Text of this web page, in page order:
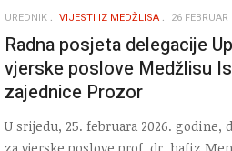
UREDNIK VIJESTI IZ MEDŽLISA 26 FEBRUAR
Radna posjeta delegacije
vjerske poslove Medžlisu
zajednice Prozor
U srijedu, 25. februara 2026. godine,
za vjerske poslove prof. dr. hafiz